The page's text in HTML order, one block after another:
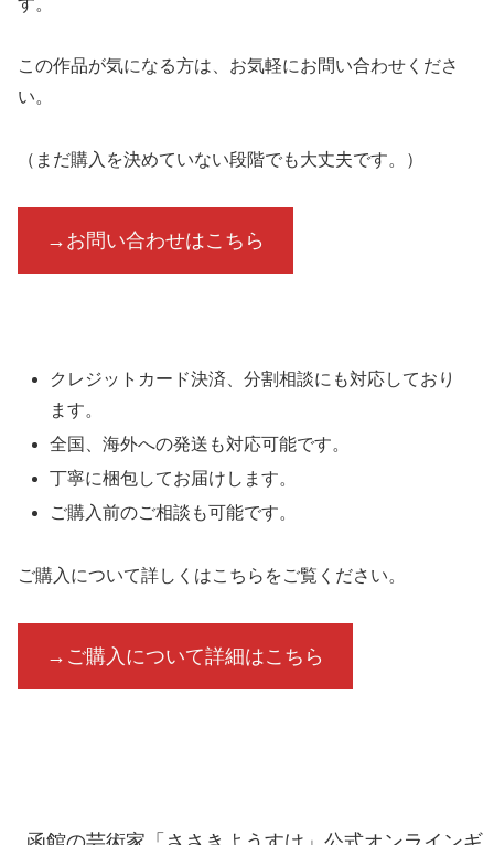
この作品が気になる方は、お気軽にお問い合わせくださ
い。
（まだ購入を決めていない段階でも大丈夫です。）
→お問い合わせはこちら
クレジットカード決済、分割相談にも対応しており
ます。
全国、海外への発送も対応可能です。
丁寧に梱包してお届けします。
ご購入前のご相談も可能です。
ご購入について詳しくはこちらをご覧ください。
→ご購入について詳細はこちら